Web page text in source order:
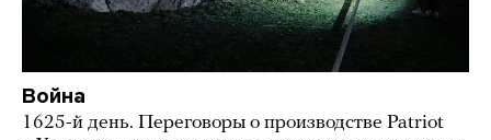
Война
1625-й день. Переговоры о производстве Patriot